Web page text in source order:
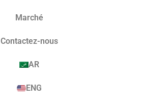
Marché​
Contactez-nous
AR
ENG